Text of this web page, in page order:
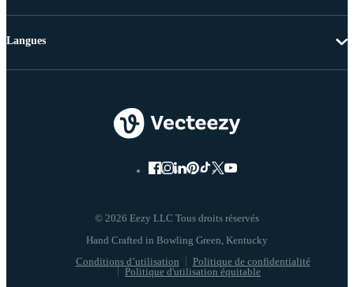
© 2026 Eezy LLC Tous droits réservés
Conditions d’utilisation
Politique de confidentialité
Politique d'utilisation équitable
Langues